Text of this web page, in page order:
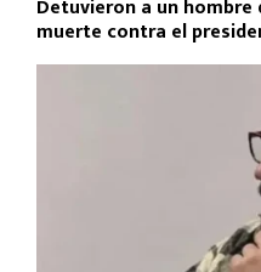
Detuvieron a un hombre
muerte contra el